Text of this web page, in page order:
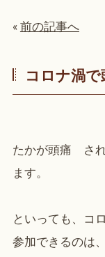
« 前の記事へ
コロナ渦で
たかが頭痛 さ
ます。
といっても、コ
参加できるのは